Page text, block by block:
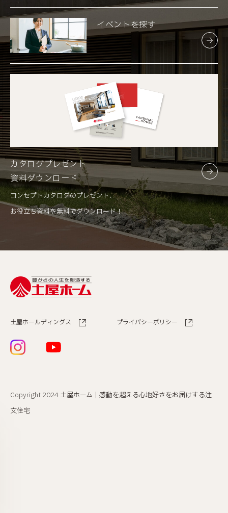
フリガナ *必須
セイ
メイ
メールアドレス *必須
※半角文字入力
お電話番号 *必須
現住所
イベントを探す
カタログプレゼント
資料ダウンロード
コンセプトカタログのプレゼント、
お役立ち資料を無料でダウンロード！
土屋ホールディングス プライバシーポリシー
Copyright 2024 土屋ホーム｜感動を超える心地好さをお届けする注
文住宅